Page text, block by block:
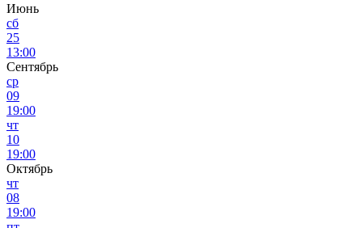
Июнь
сб
25
13:00
Сентябрь
ср
09
19:00
чт
10
19:00
Октябрь
чт
08
19:00